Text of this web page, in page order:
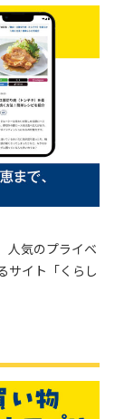
人気のプライベ
サイト「くらし